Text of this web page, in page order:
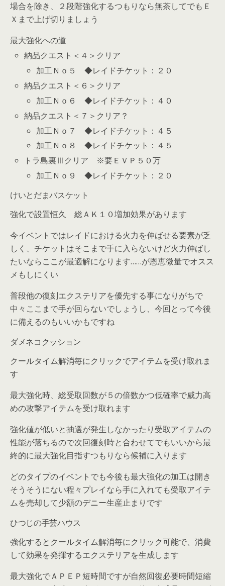
場合を除き、２段階強化するつもりなら無茶してでもＥ
Ｘまで上げ切りましょう
最大強化への道
納品クエスト＜４＞クリア
加工Ｎｏ５ ◆レイドチケット：２０
納品クエスト＜６＞クリア
加工Ｎｏ６ ◆レイドチケット：４０
納品クエスト＜７＞クリア？
加工Ｎｏ７ ◆レイドチケット：４５
加工Ｎｏ８ ◆レイドチケット：４５
トラ島裏Ⅲクリア ※要ＥＶＰ５０万
加工Ｎｏ９ ◆レイドチケット：２０
けいとだまバスケット
強化で設置恒久 総ＡＫ１０増加効果があります
今イベントではレイドにおける火力を伸ばせる要素が乏
しく、チケットはそこまで手に入らないけど火力伸ばし
たいならここが最適解になります……が恩恵微量でオスス
メもしにくい
普段他の復刻エクステリアを優先する事になりがちで
中々ここまで手が回らないでしょうし、今回とって今後
に備えるのもいいかもですね
ダメネコクッション
クールタイム解消毎にクリックでアイテムを受け取れま
す
最大強化時、総受取回数が５の倍数かつ低確率で威力高
めの攻撃アイテムを受け取れます
強化値が低いと抽選が発生しなかったり受取アイテムの
性能が落ちるので次回復刻時と合わせてでもいいから最
終的に最大強化目指すつもりなら候補に入ります
どのタイプのイベントでも今後も最大強化の加工は開き
そうそうにない程々プレイなら手に入れても受取アイテ
ムを売却して少額のデニー生産止まりです
ひつじの手芸ハウス
強化するとクールタイム解消毎にクリック可能で、消費
して効果を発揮するエクステリアを生成します
最大強化でＡＰＥＰ短時間ですが自然回復必要時間短縮